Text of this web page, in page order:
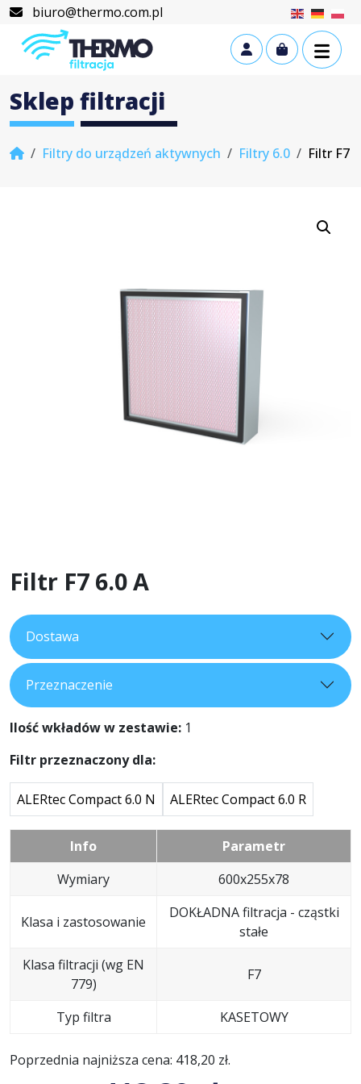
biuro@thermo.com.pl
Skip to content
Skip to footer
Account
Cart
Sklep filtracji
HomeFiltry do urządzeń aktywnych Filtry 6.0 Filtr F7
Filtr F7 6.0 A
Dostawa
Przeznaczenie
Ilość wkładów w zestawie: 1
Filtr przeznaczony dla:
ALERtec Compact 6.0 N ALERtec Compact 6.0 R
Info
Parametr
Wymiary
600x255x78
Klasa i zastosowanie
DOKŁADNA filtracja - cząstki
stałe
Klasa filtracji (wg EN
779)
F7
Typ filtra KASETOWY
Poprzednia najniższa cena: 418,20 zł.